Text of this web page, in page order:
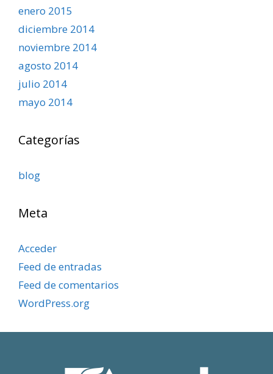
enero 2015
diciembre 2014
noviembre 2014
agosto 2014
julio 2014
mayo 2014
Categorías
blog
Meta
Acceder
Feed de entradas
Feed de comentarios
WordPress.org